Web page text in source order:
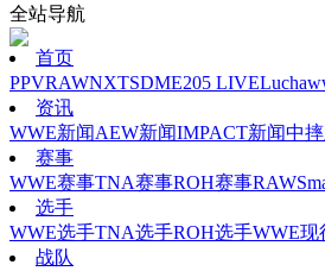
全站导航
首页
PPVRAWNXTSDME205 LIVELucha
资讯
WWE新闻AEW新闻IMPACT新闻中
赛事
WWE赛事TNA赛事ROH赛事RAW
选手
WWE选手TNA选手ROH选手WWE现
战队